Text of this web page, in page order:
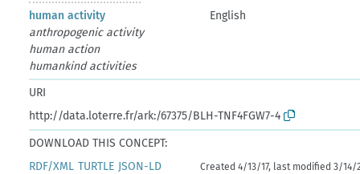
human activity
English
anthropogenic activity
human action
humankind activities
URI
http://data.loterre.fr/ark:/67375/BLH-TNF4FGW7-4
DOWNLOAD THIS CONCEPT:
RDF/XML TURTLE JSON-LD Created 4/13/17, last modified 3/14/